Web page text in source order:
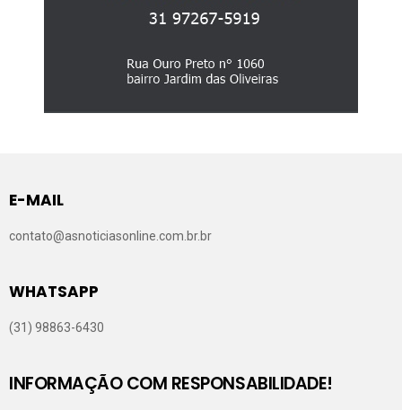
E-MAIL
contato@asnoticiasonline.com.br.br
WHATSAPP
(31) 98863-6430
INFORMAÇÃO COM RESPONSABILIDADE!